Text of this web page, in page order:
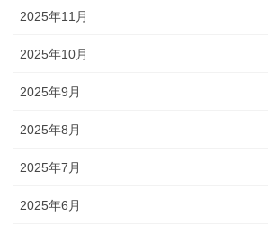
2025年11月
2025年10月
2025年9月
2025年8月
2025年7月
2025年6月